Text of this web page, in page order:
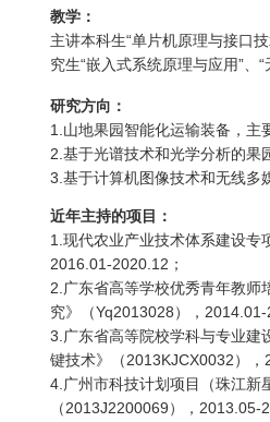
教学：
主讲本科生“单片机原理与接口
究生“嵌入式系统原理与应用”、
研究方向：
1.山地果园智能化运输装备，主
2.基于光谱技术和光学分析的果
3.基于计算机图像技术和无线多
近年主持的项目：
1.现代农业产业技术体系建设专
2016.01-2020.12；
2.广东省高等学校优秀青年教师
究》（Yq2013028），2014.01-
3.广东省高等院校学科与专业建
键技术》（2013KJCX0032），
4.广州市科技计划项目（珠江新
（2013J2200069），2013.05-